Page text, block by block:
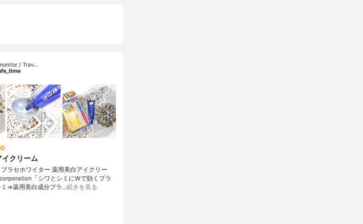
/ Trav…
イクリーム
プラセホワイター 薬用美白アイクリー
「シワとシミにWで効くプラ
ミ⇒薬用美白成分プラ…続きを見る